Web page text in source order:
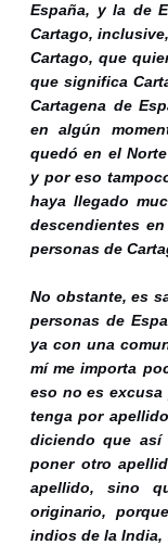
España, y la de
Cartago,
Cartago, que
que significa
Cartagena de
en algún
quedó en el
y por eso
haya llegado
descendientes
personas de
No obstante, es
personas de
ya con una
mí me importa
eso no es
tenga por
diciendo que
poner otro
apellido, sino
originario,
indios de la